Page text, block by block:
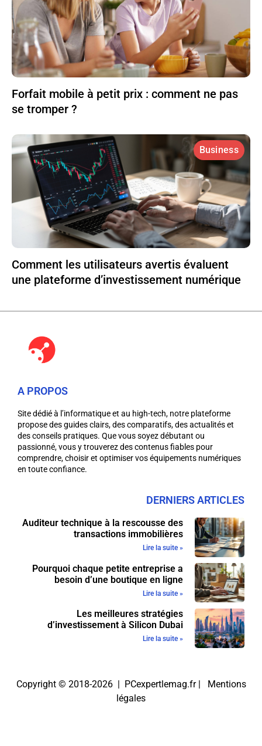
Forfait mobile à petit prix : comment ne pas
se tromper ?
Business
Comment les utilisateurs avertis évaluent
une plateforme d’investissement numérique
A PROPOS
Site dédié à l’informatique et au high-tech, notre plateforme
propose des guides clairs, des comparatifs, des actualités et
des conseils pratiques. Que vous soyez débutant ou
passionné, vous y trouverez des contenus fiables pour
comprendre, choisir et optimiser vos équipements numériques
en toute confiance.
DERNIERS ARTICLES
Auditeur technique à la rescousse des
transactions immobilières
Lire la suite »
Pourquoi chaque petite entreprise a
besoin d’une boutique en ligne
Lire la suite »
Les meilleures stratégies
d’investissement à Silicon Dubai
Lire la suite »
Copyright © 2018-2026 | PCexpertlemag.fr | Mentions
légales